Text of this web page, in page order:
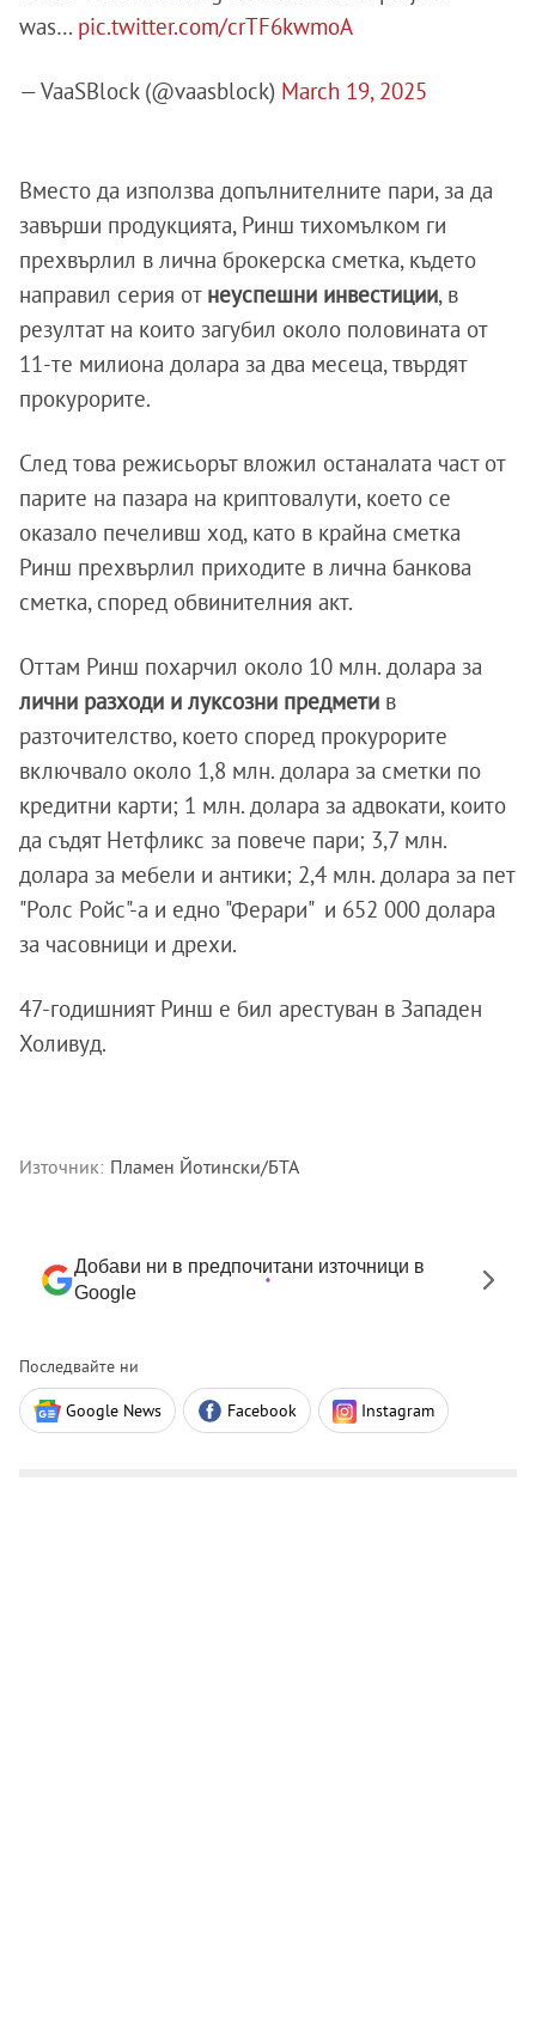
was… pic.twitter.com/crTF6kwmoA
— VaaSBlock (@vaasblock) March 19, 2025
Вместо да използва допълнителните пари, за да
завърши продукцията, Ринш тихомълком ги
прехвърлил в лична брокерска сметка, където
направил серия от неуспешни инвестиции, в
резултат на които загубил около половината от
11-те милиона долара за два месеца, твърдят
прокурорите.
След това режисьорът вложил останалата част от
парите на пазара на криптовалути, което се
оказало печеливш ход, като в крайна сметка
Ринш прехвърлил приходите в лична банкова
сметка, според обвинителния акт.
Оттам Ринш похарчил около 10 млн. долара за
лични разходи и луксозни предмети в
разточителство, което според прокурорите
включвало около 1,8 млн. долара за сметки по
кредитни карти; 1 млн. долара за адвокати, които
да съдят Нетфликс за повече пари; 3,7 млн.
долара за мебели и антики; 2,4 млн. долара за пет
"Ролс Ройс"-а и едно "Ферари" и 652 000 долара
за часовници и дрехи.
47-годишният Ринш е бил арестуван в Западен
Холивуд.
Източник: Пламен Йотински/БТА
Добави ни в предпочитани източници в
Google
Последвайте ни
Google News Facebook Instagram